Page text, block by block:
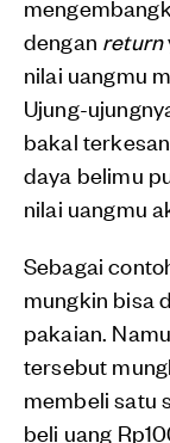
dengan return
nilai uangmu
Ujung-
bakal
daya belimu
nilai uangmu
Sebagai
mungkin bisa
pakaian.
tersebut
membeli satu
beli uang